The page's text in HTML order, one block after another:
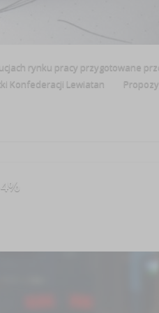
rynku pracy przygotowane
Konfederacji Lewiatan